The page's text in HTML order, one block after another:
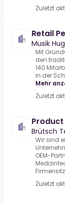
Zuletzt
Retail
Musik
Mit
den
140
in der
Mehr
Zuletzt
Brütsch
Wir sind
OEM-
Zuletzt